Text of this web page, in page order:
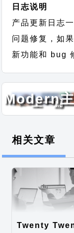
日志说明
产品更新日志
问题修复，如
新功能和 bug
← 上一篇
Modern
相关文章